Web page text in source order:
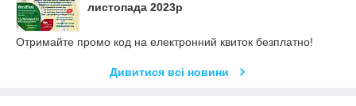
листопада 2023р
Отримайте промо код на електронний квиток безплатно!
Дивитися всі новини